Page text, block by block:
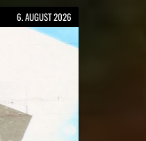
6. AUGUST 2026